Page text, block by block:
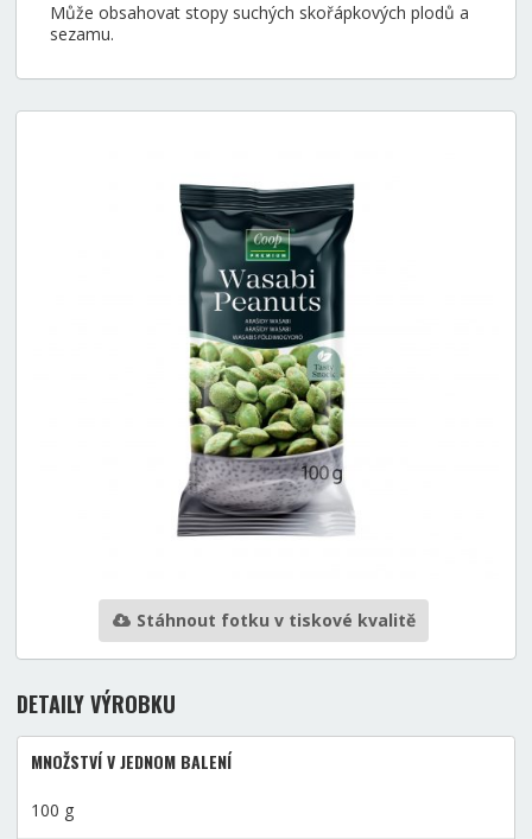
Může obsahovat stopy suchých skořápkových plodů a
sezamu.
Stáhnout fotku v tiskové kvalitě
DETAILY VÝROBKU
MNOŽSTVÍ V JEDNOM BALENÍ
100 g